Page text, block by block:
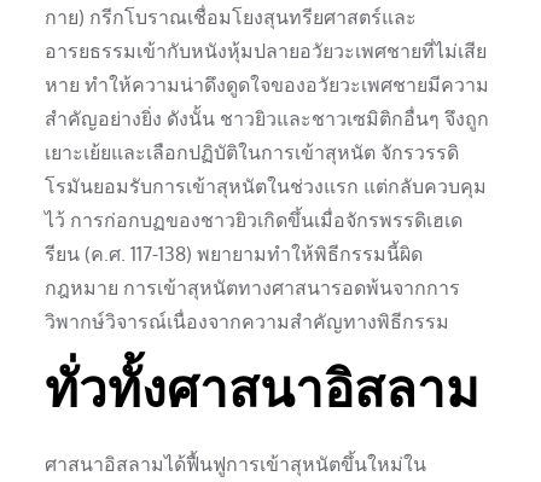
กาย) กรีกโบราณเชื่อมโยงสุนทรียศาสตร์และ
อารยธรรมเข้ากับหนังหุ้มปลายอวัยวะเพศชายที่ไม่เสีย
หาย ทำให้ความน่าดึงดูดใจของอวัยวะเพศชายมีความ
สำคัญอย่างยิ่ง ดังนั้น ชาวยิวและชาวเซมิติกอื่นๆ จึงถูก
เยาะเย้ยและเลือกปฏิบัติในการเข้าสุหนัต จักรวรรดิ
โรมันยอมรับการเข้าสุหนัตในช่วงแรก แต่กลับควบคุม
ไว้ การก่อกบฏของชาวยิวเกิดขึ้นเมื่อจักรพรรดิเฮเด
รียน (ค.ศ. 117-138) พยายามทำให้พิธีกรรมนี้ผิด
กฎหมาย การเข้าสุหนัตทางศาสนารอดพ้นจากการ
วิพากษ์วิจารณ์เนื่องจากความสำคัญทางพิธีกรรม
ทั่วทั้งศาสนาอิสลาม
ศาสนาอิสลามได้ฟื้นฟูการเข้าสุหนัตขึ้นใหม่ใน